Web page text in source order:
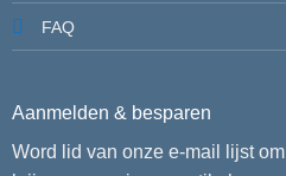
FAQ
Aanmelden & besparen
Word lid van onze e-mail lijst